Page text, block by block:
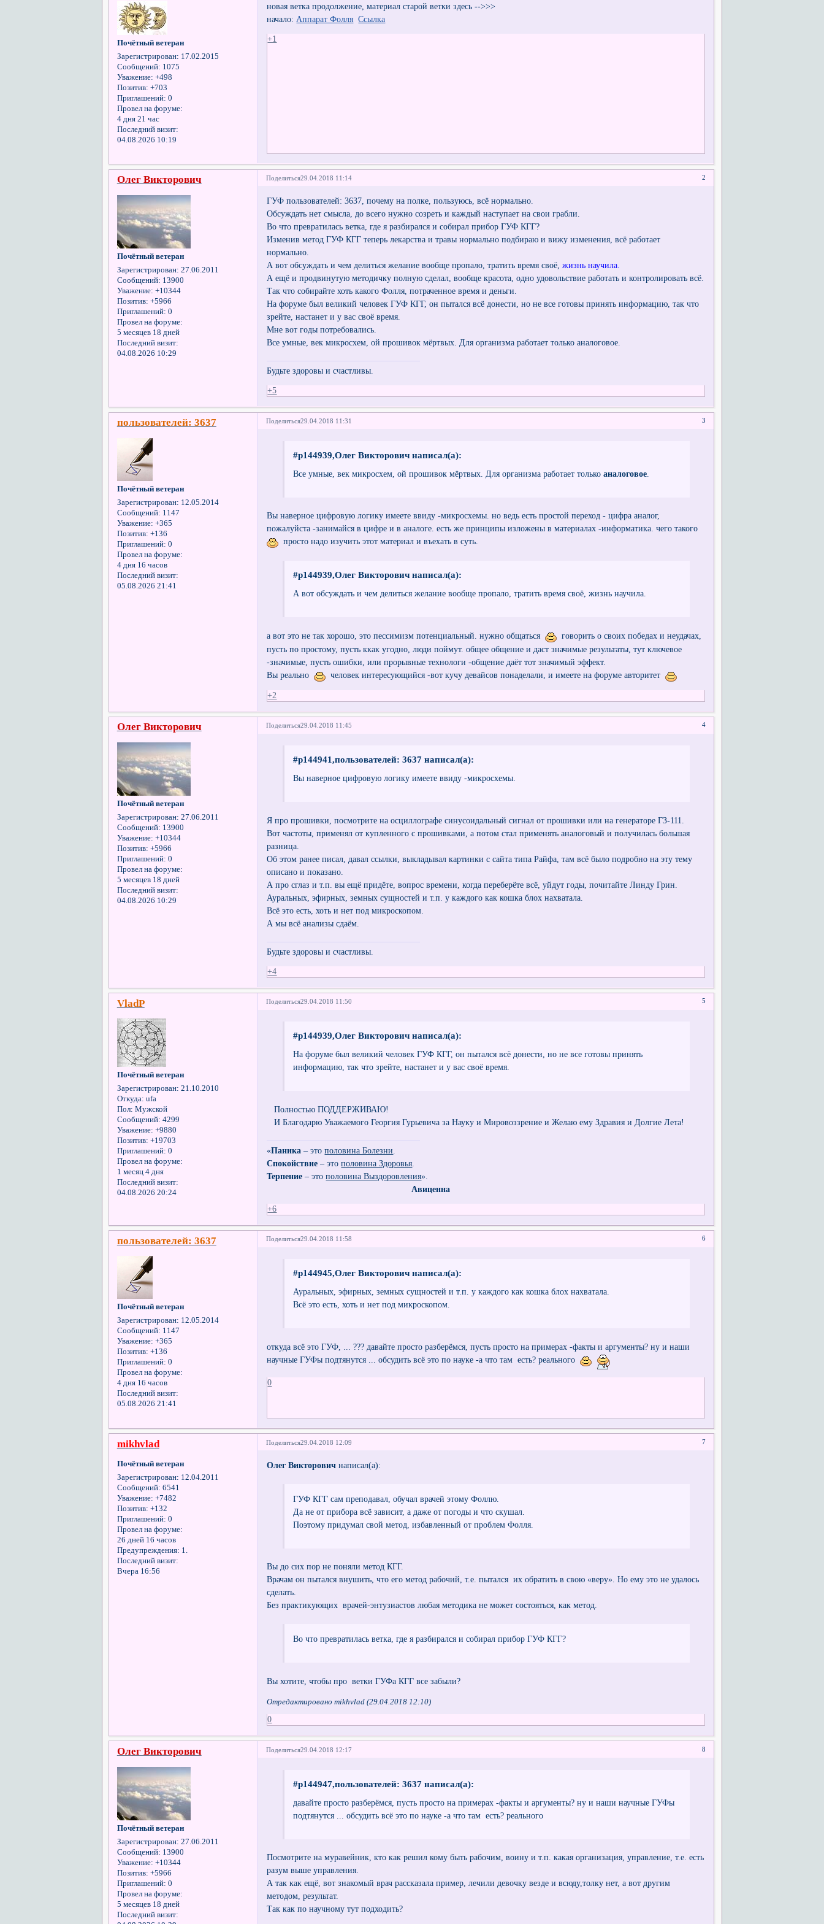
Почётный ветеран
Зарегистрирован: 17.02.2015
Сообщений: 1075
Уважение: +498
Позитив: +703
Приглашений: 0
Провел на форуме:
4 дня 21 час
Последний визит:
04.08.2026 10:19
новая ветка продолжение, материал старой ветки здесь -->>>
начало:Аппарат Фолля Ссылка
+1
Поделиться 2
29.04.2018 11:14
Олег Викторович
Почётный ветеран
Зарегистрирован: 27.06.2011
Сообщений: 13900
Уважение: +10344
Позитив: +5966
Приглашений: 0
Провел на форуме:
5 месяцев 18 дней
Последний визит:
04.08.2026 10:29
ГУФ пользователей: 3637, почему на полке, пользуюсь, всё нормально.
Обсуждать нет смысла, до всего нужно созреть и каждый наступает на свои грабли.
Во что превратилась ветка, где я разбирался и собирал прибор ГУФ КГГ?
Изменив метод ГУФ КГГ теперь лекарства и травы нормально подбираю и вижу изменения, всё работает
нормально.
А вот обсуждать и чем делиться желание вообще пропало, тратить время своё,жизнь научила.
А ещё и продвинутую методичку полную сделал, вообще красота, одно удовольствие работать и контролировать всё.
Так что собирайте хоть какого Фолля, потраченное время и деньги.
На форуме был великий человек ГУФ КГГ, он пытался всё донести, но не все готовы принять информацию, так что
зрейте, настанет и у вас своё время.
Мне вот годы потребовались.
Все умные, век микросхем, ой прошивок мёртвых. Для организма работает только аналоговое.
Будьте здоровы и счастливы.
+5
Поделиться 3
29.04.2018 11:31
пользователей: 3637
Почётный ветеран
Зарегистрирован: 12.05.2014
Сообщений: 1147
Уважение: +365
Позитив: +136
Приглашений: 0
Провел на форуме:
4 дня 16 часов
Последний визит:
05.08.2026 21:41
#p144939,Олег Викторович написал(а):
Все умные, век микросхем, ой прошивок мёртвых. Для организма работает только аналоговое.
Вы наверное цифровую логику имеете ввиду -микросхемы. но ведь есть простой переход - цифра аналог,
пожалуйста -занимайся в цифре и в аналоге. есть же принципы изложены в материалах -информатика. чего такого
просто надо изучить этот материал и въехать в суть.
#p144939,Олег Викторович написал(а):
А вот обсуждать и чем делиться желание вообще пропало, тратить время своё, жизнь научила.
а вот это не так хорошо, это пессимизм потенциальный. нужно общаться
говорить о своих победах и неудачах,
пусть по простому, пусть ккак угодно, люди поймут. общее общение и даст значимые результаты, тут ключевое
-значимые, пусть ошибки, или прорывные технологи -общение даёт тот значимый эффект.
Вы реально
человек интересующийся -вот кучу девайсов понаделали, и имеете на форуме авторитет
+2
Поделиться 4
29.04.2018 11:45
Олег Викторович
Почётный ветеран
Зарегистрирован: 27.06.2011
Сообщений: 13900
Уважение: +10344
Позитив: +5966
Приглашений: 0
Провел на форуме:
5 месяцев 18 дней
Последний визит:
04.08.2026 10:29
#p144941,пользователей: 3637 написал(а):
Вы наверное цифровую логику имеете ввиду -микросхемы.
Я про прошивки, посмотрите на осциллографе синусоидальный сигнал от прошивки или на генераторе ГЗ-111.
Вот частоты, применял от купленного с прошивками, а потом стал применять аналоговый и получилась большая
разница.
Об этом ранее писал, давал ссылки, выкладывал картинки с сайта типа Райфа, там всё было подробно на эту тему
описано и показано.
А про сглаз и т.п. вы ещё придёте, вопрос времени, когда переберёте всё, уйдут годы, почитайте Линду Грин.
Ауральных, эфирных, земных сущностей и т.п. у каждого как кошка блох нахватала.
Всё это есть, хоть и нет под микроскопом.
А мы всё анализы сдаём.
Будьте здоровы и счастливы.
+4
Поделиться 5
29.04.2018 11:50
VladP
Почётный ветеран
Зарегистрирован: 21.10.2010
Откуда: ufa
Пол: Мужской
Сообщений: 4299
Уважение: +9880
Позитив: +19703
Приглашений: 0
Провел на форуме:
1 месяц 4 дня
Последний визит:
04.08.2026 20:24
#p144939,Олег Викторович написал(а):
На форуме был великий человек ГУФ КГГ, он пытался всё донести, но не все готовы принять
информацию, так что зрейте, настанет и у вас своё время.
Полностью ПОДДЕРЖИВАЮ!
И Благодарю Уважаемого Георгия Гурьевича за Науку и Мировоззрение и Желаю ему Здравия и Долгие Лета!
«Паника – этополовина Болезни
Спокойствие – этополовина Здоровья
Терпение – этополовина Выздоровления».
Авиценна
+6
Поделиться 6
29.04.2018 11:58
пользователей: 3637
Почётный ветеран
Зарегистрирован: 12.05.2014
Сообщений: 1147
Уважение: +365
Позитив: +136
Приглашений: 0
Провел на форуме:
4 дня 16 часов
Последний визит:
05.08.2026 21:41
#p144945,Олег Викторович написал(а):
Ауральных, эфирных, земных сущностей и т.п. у каждого как кошка блох нахватала.
Всё это есть, хоть и нет под микроскопом.
откуда всё это ГУФ, ... ??? давайте просто разберёмся, пусть просто на примерах -факты и аргументы? ну и наши
научные ГУФы подтянутся ... обсудить всё это по науке -а что там есть? реального
0
Поделиться 7
29.04.2018 12:09
mikhvlad
Почётный ветеран
Зарегистрирован: 12.04.2011
Сообщений: 6541
Уважение: +7482
Позитив: +132
Приглашений: 0
Провел на форуме:
26 дней 16 часов
Предупреждения: 1.
Последний визит:
Вчера 16:56
Олег Викторович написал(а):
ГУФ КГГ сам преподавал, обучал врачей этому Фоллю.
Да не от прибора всё зависит, а даже от погоды и что скушал.
Поэтому придумал свой метод, избавленный от проблем Фолля.
Вы до сих пор не поняли метод КГГ.
Врачам он пытался внушить, что его метод рабочий, т.е. пытался их обратить в свою «веру». Но ему это не удалось
сделать.
Без практикующих врачей-энтузиастов любая методика не может состояться, как метод.
Во что превратилась ветка, где я разбирался и собирал прибор ГУФ КГГ?
Вы хотите, чтобы про ветки ГУФа КГГ все забыли?
Отредактировано mikhvlad (29.04.2018 12:10)
0
Поделиться 8
29.04.2018 12:17
Олег Викторович
Почётный ветеран
Зарегистрирован: 27.06.2011
Сообщений: 13900
Уважение: +10344
Позитив: +5966
Приглашений: 0
Провел на форуме:
5 месяцев 18 дней
Последний визит:
#p144947,пользователей: 3637 написал(а):
давайте просто разберёмся, пусть просто на примерах -факты и аргументы? ну и наши научные ГУФы
подтянутся ... обсудить всё это по науке -а что там есть? реального
Посмотрите на муравейник, кто как решил кому быть рабочим, воину и т.п. какая организация, управление, т.е. есть
разум выше управления.
А так как ещё, вот знакомый врач рассказала пример, лечили девочку везде и всюду,толку нет, а вот другим
методом, результат.
Так как по научному тут подходить?